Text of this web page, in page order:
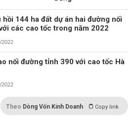
144 ha đất dự án hai đường nối
các cao tốc trong năm 2022
2022
nối đường tỉnh 390 với cao tốc Hà
2022
Theo Dòng Vốn Kinh Doanh Copy link